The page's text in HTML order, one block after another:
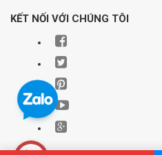
KẾT NỐI VỚI CHÚNG TÔI